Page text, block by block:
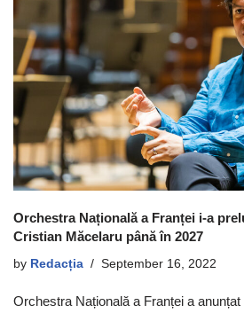
Orchestra Națională a Franței i-a
Cristian Măcelaru până în 2027
by Redacția September 16, 2022
Orchestra Națională a Franței a